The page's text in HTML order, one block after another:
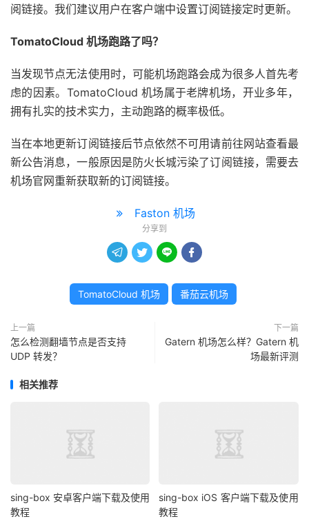
阅链接。我们建议用户在客户端中设置订阅链接定时更新。
TomatoCloud 机场跑路了吗？
当发现节点无法使用时，可能机场跑路会成为很多人首先考
虑的因素。TomatoCloud 机场属于老牌机场，开业多年，
拥有扎实的技术实力，主动跑路的概率极低。
当在本地更新订阅链接后节点依然不可用请前往网站查看最
新公告消息，一般原因是防火长城污染了订阅链接，需要去
机场官网重新获取新的订阅链接。
Faston 机场
分享到
   
TomatoCloud 机场 番茄云机场
上一篇
怎么检测翻墙节点是否支持
UDP 转发？
下一篇
Gatern 机场怎么样？Gatern 机
场最新评测
相关推荐
sing-box 安卓客户端下载及使用
教程
sing-box iOS 客户端下载及使用
教程